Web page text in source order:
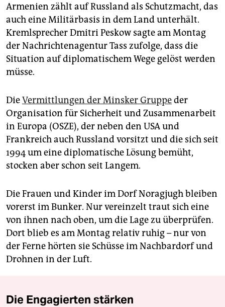
Armenien zählt auf Russland als Schutzmacht, das
auch eine Militärbasis in dem Land unterhält.
Kremlsprecher Dmitri Peskow sagte am Montag
der Nachrichtenagentur Tass zufolge, dass die
Situation auf diplomatischem Wege gelöst werden
müsse.
DieVermittlungen der Minsker Gruppeder
Organisation für Sicherheit und Zusammenarbeit
in Europa (OSZE), der neben den USA und
Frankreich auch Russland vorsitzt und die sich seit
1994 um eine diplomatische Lösung bemüht,
stocken aber schon seit Langem.
Die Frauen und Kinder im Dorf Noragjugh bleiben
vorerst im Bunker. Nur vereinzelt traut sich eine
von ihnen nach oben, um die Lage zu überprüfen.
Dort blieb es am Montag relativ ruhig – nur von
der Ferne hörten sie Schüsse im Nachbardorf und
Drohnen in der Luft.
Die Engagierten stärken